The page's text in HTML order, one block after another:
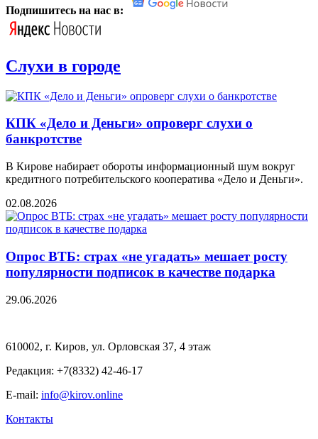
Подпишитесь на нас в:
Слухи в городе
КПК «Дело и Деньги» опроверг слухи о
банкротстве
В Кирове набирает обороты информационный шум вокруг
кредитного потребительского кооператива «Дело и Деньги».
02.08.2026
Опрос ВТБ: страх «не угадать» мешает росту
популярности подписок в качестве подарка
29.06.2026
610002, г. Киров, ул. Орловская 37, 4 этаж
Редакция: +7(8332) 42-46-17
E-mail: info@kirov.online
Контакты